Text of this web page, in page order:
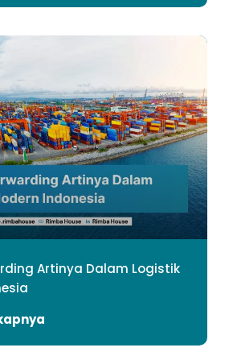
Artinya Dalam Logistik